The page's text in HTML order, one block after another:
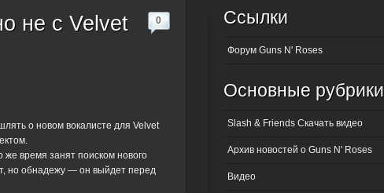
не с Velvet
0
о новом вокалисте для Velvet
время занят поиском нового
но обнадежу — он выйдет перед
Ссылки
Форум Guns N' Roses
Основные рубрики
Slash & Friends Скачать видео
Архив новостей о Guns N' Roses
Видео